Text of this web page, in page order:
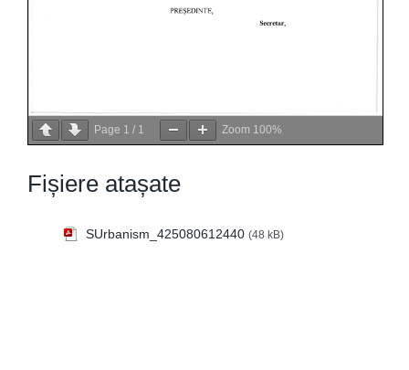
Page 1 / 1 Zoom 100%
Fișiere atașate
SUrbanism_425080612440 (48 kB)